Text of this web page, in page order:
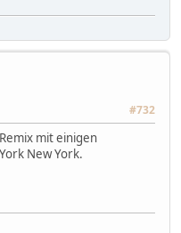
#732
mit einigen
New York.